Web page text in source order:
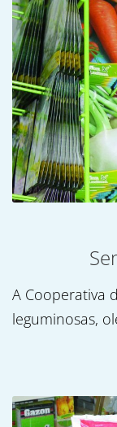
A Cooperativa
leguminosas,